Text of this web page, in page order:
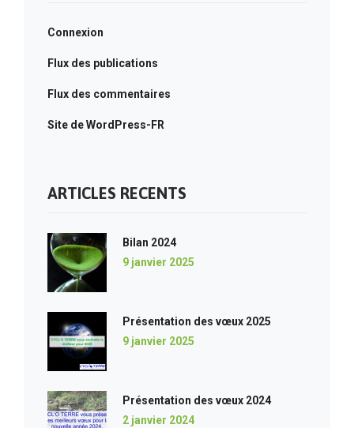
Connexion
Flux des publications
Flux des commentaires
Site de WordPress-FR
ARTICLES RECENTS
Bilan 2024
9 janvier 2025
Présentation des vœux 2025
9 janvier 2025
Présentation des vœux 2024
2 janvier 2024